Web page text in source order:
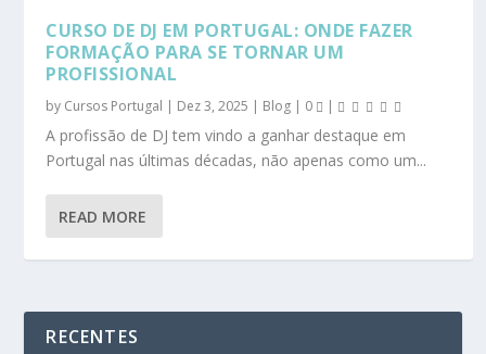
CURSO DE DJ EM PORTUGAL: ONDE FAZER
FORMAÇÃO PARA SE TORNAR UM
PROFISSIONAL
by Cursos Portugal | Dez 3, 2025 | Blog | 0 |
A profissão de DJ tem vindo a ganhar destaque em
Portugal nas últimas décadas, não apenas como um...
READ MORE
RECENTES